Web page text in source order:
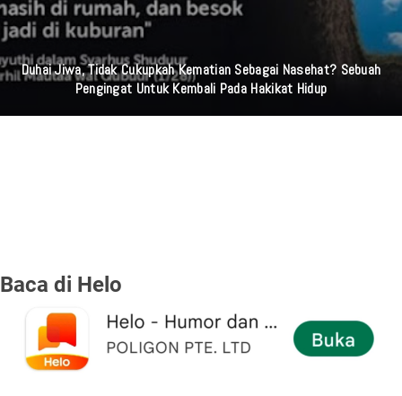
Duhai Jiwa, Tidak Cukupkah Kematian Sebagai Nasehat? Sebuah
Pengingat Untuk Kembali Pada Hakikat Hidup
Baca di Helo